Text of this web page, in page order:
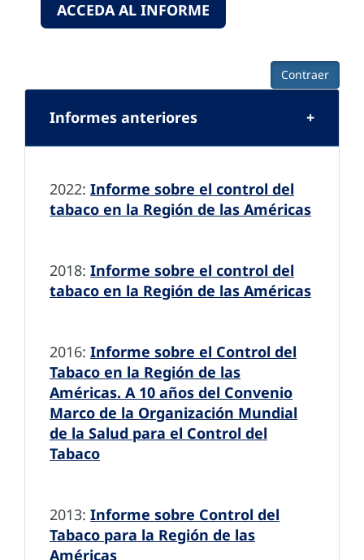
ACCEDA AL INFORME
Contraer
Informes anteriores
2022: Informe sobre el control del
tabaco en la Región de las Américas
2018: Informe sobre el control del
tabaco en la Región de las Américas
2016: Informe sobre el Control del
Tabaco en la Región de las
Américas. A 10 años del Convenio
Marco de la Organización Mundial
de la Salud para el Control del
Tabaco
2013: Informe sobre Control del
Tabaco para la Región de las
Américas